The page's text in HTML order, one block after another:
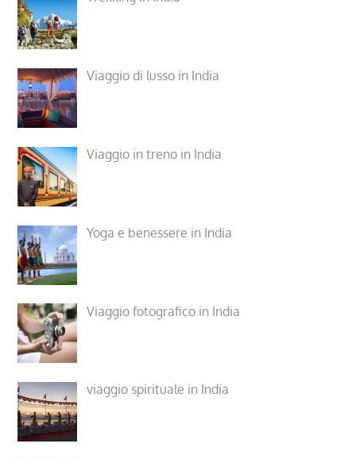
Viaggio di lusso in India
Viaggio in treno in India
Yoga e benessere in India
Viaggio fotografico in India
viaggio spirituale in India